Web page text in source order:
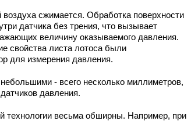
сжимается. Обработка поверхности
датчика без трения, что вызывает
величину оказываемого давления.
свойства листа лотоса были
для измерения давления.
- всего несколько миллиметров,
давления.
технологии весьма обширны. Например, при